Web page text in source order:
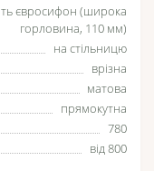
євросифон (широка
горловина, 110 мм)
на стільницю
врізна
матова
прямокутна
780
від 800